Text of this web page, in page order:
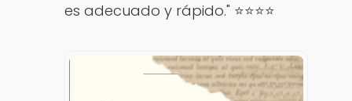
es adecuado y rápido." ⭐⭐⭐⭐